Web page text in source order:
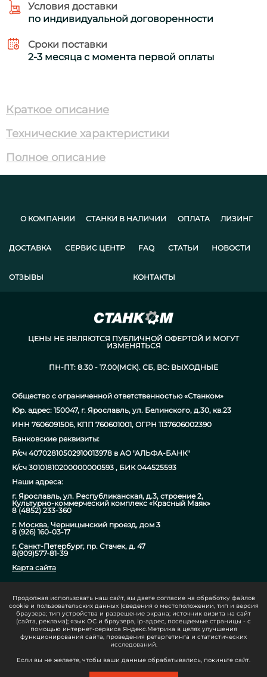
Условия доставки
по индивидуальной договоренности
Сроки поставки
2-3 месяца с момента первой оплаты
Краткое описание
Технические характеристики
Полное описание
О КОМПАНИИ СТАНКИ В НАЛИЧИИ ОПЛАТА ЛИЗИНГ
ДОСТАВКА СЕРВИС ЦЕНТР FAQ СТАТЬИ НОВОСТИ
ОТЗЫВЫ КОНТАКТЫ
ЦЕНЫ НЕ ЯВЛЯЮТСЯ ПУБЛИЧНОЙ ОФЕРТОЙ И МОГУТ
ИЗМЕНЯТЬСЯ
ПН-ПТ: 8.30 - 17.00(МСК). СБ, ВС: ВЫХОДНЫЕ
Общество с ограниченной ответственностью «Станком»
Юр. адрес: 150047, г. Ярославль, ул. Белинского, д.30, кв.23
ИНН 7606091506, КПП 760601001, ОГРН 1137606002390
Банковские реквизиты:
Р/сч 40702810502910013978 в АО "АЛЬФА-БАНК"
К/сч 30101810200000000593 , БИК 044525593
Наши адреса:
г. Ярославль, ул. Республиканская, д.3, строение 2,
Культурно-коммерческий комплекс «Красный Маяк»
8 (4852) 233-360
г. Москва, Черницынский проезд, дом 3
8 (926) 160-03-17
г. Санкт-Петербург, пр. Стачек, д. 47
8(909)577-81-39
Карта сайта
info@stanok-chpu.ru
8 800 600 73 70
Политика конфиденциальности
Продолжая использовать наш сайт, вы даете согласие на обработку файлов
cookie и пользовательских данных (сведения о местоположении, тип и версия
браузера; тип устройства и разрешение экрана; источник визита на сайт
(сайта, реклама); язык ОС и браузера, ip-адрес, посещаемые страницы - с
помощью интернет-сервиса Яндекс.Метрика в целях улучшения
функционирования сайта, проведения ретаргетинга и статистических
исследований.
Если вы не желаете, чтобы ваши данные обрабатывались, покиньте сайт.